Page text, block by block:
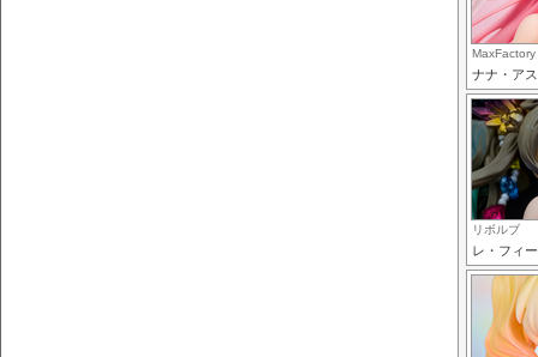
MaxFactory
ナナ・ア
リボルブ
レ・フィ